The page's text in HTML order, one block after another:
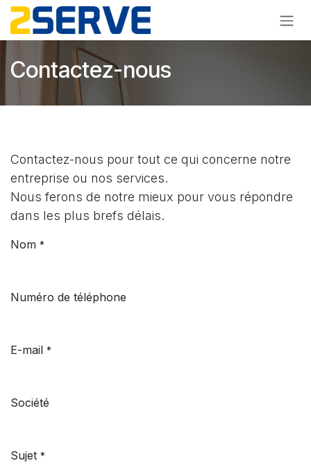
Se rendre au contenu
Contactez-nous
Contactez-nous pour tout ce qui concerne notre
entreprise ou nos services.
Nous ferons de notre mieux pour vous répondre
dans les plus brefs délais.
Nom *
Numéro de téléphone
E-mail *
Société
Sujet *